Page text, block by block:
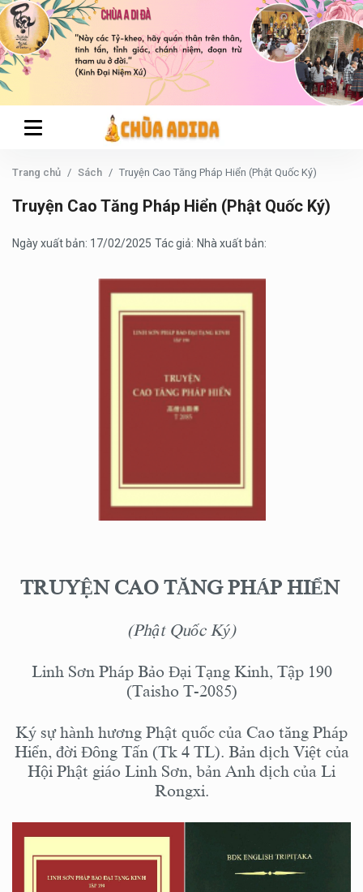
Trang chủ Sách Truyện Cao Tăng Pháp Hiển (Phật Quốc Ký)
Truyện Cao Tăng Pháp Hiển (Phật Quốc Ký)
Ngày xuất bản: 17/02/2025 Tác giả: Nhà xuất bản:
TRUYỆN CAO TĂNG PHÁP HIỂN
(Phật Quốc Ký)
Linh Sơn Pháp Bảo Đại Tạng Kinh, Tập 190
(Taisho T-2085)
Ký sự hành hương Phật quốc của Cao tăng Pháp
Hiển, đời Đông Tấn (Tk 4 TL). Bản dịch Việt của
Hội Phật giáo Linh Sơn, bản Anh dịch của Li
Rongxi.